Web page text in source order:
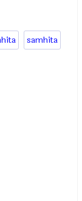
samhita